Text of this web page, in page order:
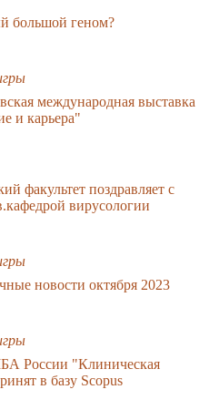
большой геном?
международная выставка
и карьера"
факультет поздравляет с
вирусологии
новости октября 2023
России "Клиническая
в базу Scopus